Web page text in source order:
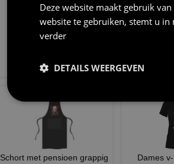
Met pensioen koffie mok!
€ 12,95
achter
Schort met pensioen grappig
Dames
Deze website maakt gebruik
website te gebruiken, stemt u
verder
DETAILS WEERGEVEN